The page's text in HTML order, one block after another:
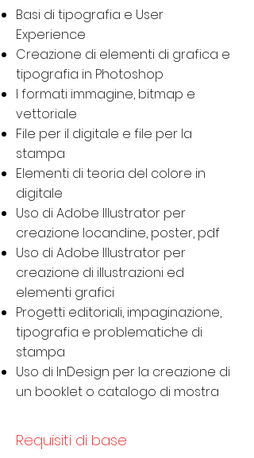
Basi di tipografia e User
Experience
Creazione di elementi di grafica e
tipografia in Photoshop
I formati immagine, bitmap e
vettoriale
File per il digitale e file per la
stampa
Elementi di teoria del colore in
digitale
Uso di Adobe Illustrator per
creazione locandine, poster, pdf
Uso di Adobe Illustrator per
creazione di illustrazioni ed
elementi grafici
Progetti editoriali, impaginazione,
tipografia e problematiche di
stampa
Uso di InDesign per la creazione di
un booklet o catalogo di mostra
Requisiti di base